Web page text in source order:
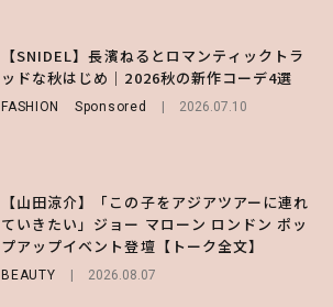
【SNIDEL】長濱ねるとロマンティックトラ
ッドな秋はじめ｜2026秋の新作コーデ4選
FASHION Sponsored 2026.07.10
【山田涼介】「この子をアジアツアーに連れ
ていきたい」ジョー マローン ロンドン ポッ
プアップイベント登壇【トーク全文】
BEAUTY 2026.08.07
【森香澄】理想のスタイルはどう作る？体型
キープの秘訣や夏の過ごし方など独占インタ
ビュー！
ENTERTAINMENT 2026.07.31
【スタバ】約160通りのカスタマイズができ
る⁉ 39店舗限定『My フルーツ³ フラペチー
ノ®』を徹底レポ♡
LIFESTYLE 2026.07.30
【谷まりあ】夏は“シアースカート”でさり
げなく肌見せ！透け感のニュアンスを楽しめ
るマストハブアイテム4選
【ハローキティ】がスシローと初コラボ♡
第1弾の気になるメニュー＆限定グッズを総
チェック！
LIFESTYLE 2026.07.31